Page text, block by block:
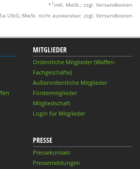
* 1 inkl. MwSt.; zzgl. Versandkosten
UStG.;MwSt. nicht ausweisbar; zzgl. Versandkosten
MITGLIEDER
Ordentliche Mitglieder (Waffen-
Fachgeschäfte)
Außerordentliche Mitglieder
Fördermitglieder
Mitgliedschaft
Login für Mitglieder
PRESSE
Pressekontakt
Pressemeldungen